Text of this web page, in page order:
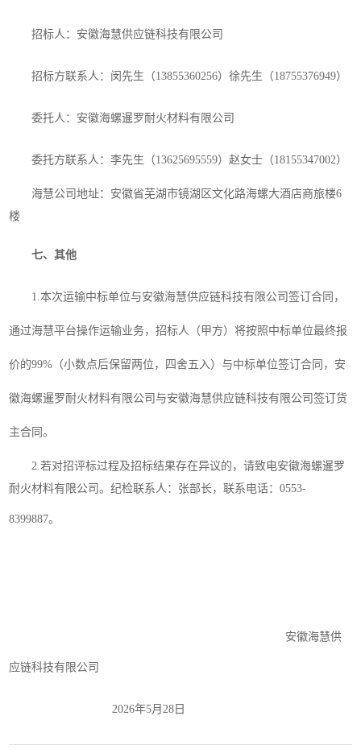
招标人：安徽海慧供应链科技有限公司
招标方联系人：闵先生（13855360256）徐先生（18755376949）
委托人：安徽海螺暹罗耐火材料有限公司
委托方联系人：李先生（13625695559）赵女士（18155347002）
海慧公司地址：安徽省芜湖市镜湖区文化路海螺大酒店商旅楼6
楼
七、其他
1.本次运输中标单位与安徽海慧供应链科技有限公司签订合同，
通过海慧平台操作运输业务，招标人（甲方）将按照中标单位最终报
价的99%（小数点后保留两位，四舍五入）与中标单位签订合同，安
徽海螺暹罗耐火材料有限公司与安徽海慧供应链科技有限公司签订货
主合同。
2.若对招评标过程及招标结果存在异议的，请致电安徽海螺暹罗
耐火材料有限公司。纪检联系人：张部长，联系电话：0553-
8399887。
安徽海慧供
应链科技有限公司
2026年5月28 日